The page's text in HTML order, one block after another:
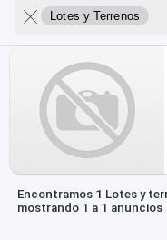
Lotes y Terrenos
Encontramos 1 Lotes y
mostrando 1 a 1 anuncios